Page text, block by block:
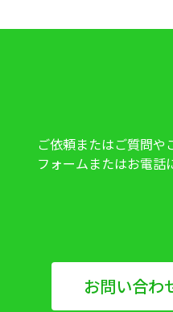
ご依頼またはご質問
フォームまたはお電話
お問い合わ